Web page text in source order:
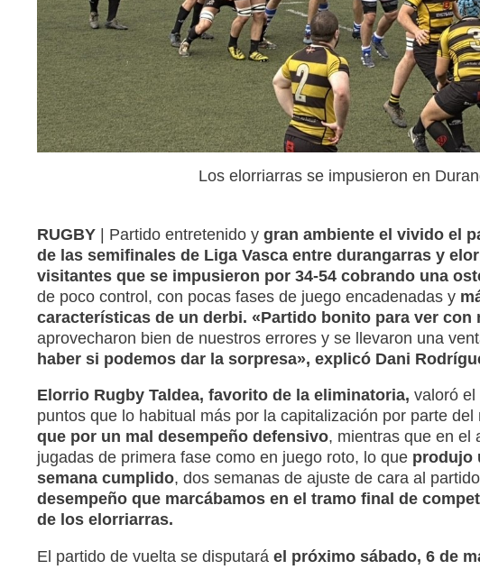
Los elorriarras se impusieron en
RUGBY| Partido entretenido y gran ambiente el vivido el
de las semifinales de Liga Vasca entre durangarras y
visitantes que se impusieron por 34-54 cobrando una
de poco control, con pocas fases de juego encadenadas y
características de un derbi. «Partido bonito para ver
aprovecharon bien de nuestros errores y se llevaron una
haber si podemos dar la sorpresa», explicó Dani
Elorrio Rugby Taldea, favorito de la eliminatoria, valoró el
puntos que lo habitual más por la capitalización por parte del
que por un mal desempeño defensivo, mientras que en el
jugadas de primera fase como en juego roto, lo que produjo
semana cumplido, dos semanas de ajuste de cara al
desempeño que marcábamos en el tramo final de
de los elorriarras.
El partido de vuelta se disputará el próximo sábado, 6 de